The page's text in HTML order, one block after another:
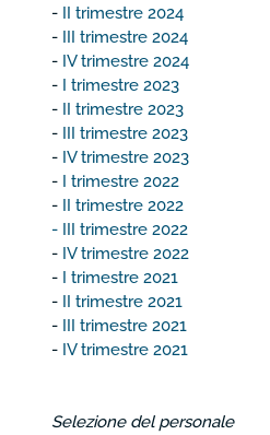
- II trimestre 2024
- III trimestre 2024
- IV trimestre 2024
- I trimestre 2023
- II trimestre 2023
- III trimestre 2023
- IV trimestre 2023
- I trimestre 2022
- II trimestre 2022
- III trimestre 2022
- IV trimestre 2022
- I trimestre 2021
- II trimestre 2021
- III trimestre 2021
- IV trimestre 2021
Selezione del personale